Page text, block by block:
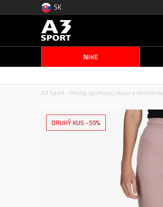
SK
NIKE
A3 Sport - Predaj športovej obuvi a oblečenia
DRUHÝ KUS -50%